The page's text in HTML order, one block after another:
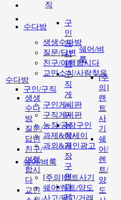
수다방
생생수다방
질문/답변
친구/여행합시다
교민소식/사람찾음
구인/구직
구인게시판
구직게시판
농장/공장구인
과제&에세이
과외&개인광고
쉐어/벼룩
[주의]랜트사기
쉐어/렌트/양도
사고/팔고/거래
수다방
생생
수다
방
질문/
답변
친구/
여행
합시
다
교민
직
구
인
게
시
판
구
직
게
시
판
농
장/
공
장
구
인
과
제
쉐어/벼
룩
[주
의]
랜
트
사
기
쉐
어/
렌
트/
양
도